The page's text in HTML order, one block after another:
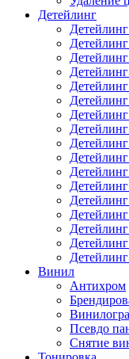
Детейлинг
Винил
Антихром
Псевдо
Снятие